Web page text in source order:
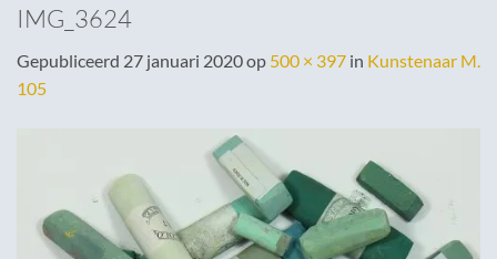
IMG_3624
Gepubliceerd 27 januari 2020op 500 × 397 in Kunstenaar M.
105